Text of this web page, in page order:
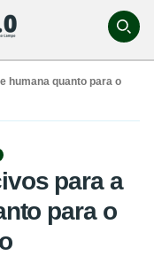
humana quanto para o
para a
para o